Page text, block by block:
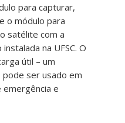
para capturar,
o módulo para
satélite com a
na UFSC. O
útil – um
ser usado em
e